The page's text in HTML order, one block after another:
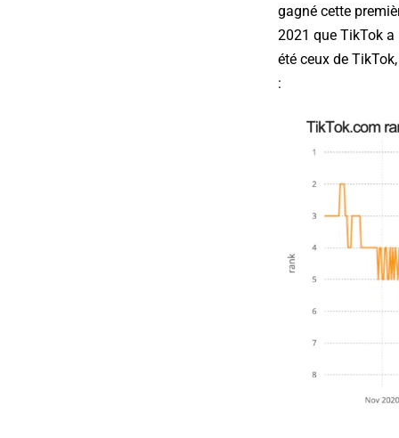
gagné cette
2021 que TikTok
été ceux de
: